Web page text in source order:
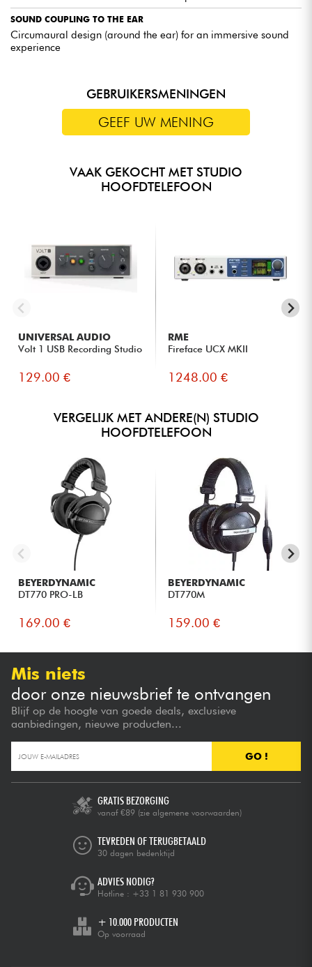
SOUND COUPLING TO THE EAR
Circumaural design (around the ear) for an immersive sound
experience
GEBRUIKERSMENINGEN
GEEF UW MENING
VAAK GEKOCHT MET STUDIO
HOOFDTELEFOON
UNIVERSAL AUDIO
Volt 1 USB Recording Studio
129.00 €
RME
Fireface UCX MKII
1248.00 €
VERGELIJK MET ANDERE(N) STUDIO
HOOFDTELEFOON
BEYERDYNAMIC
DT770 PRO-LB
169.00 €
BEYERDYNAMIC
DT770M
159.00 €
Mis niets
door onze nieuwsbrief te ontvangen
Blijf op de hoogte van goede deals, exclusieve
aanbiedingen, nieuwe producten...
GO !
GRATIS BEZORGING
vanaf €89 (zie algemene voorwaarden)
TEVREDEN OF TERUGBETAALD
30 dagen bedenktijd
ADVIES NODIG?
Hotline : +33 1 81 930 900
+ 10.000 PRODUCTEN
Op voorraad